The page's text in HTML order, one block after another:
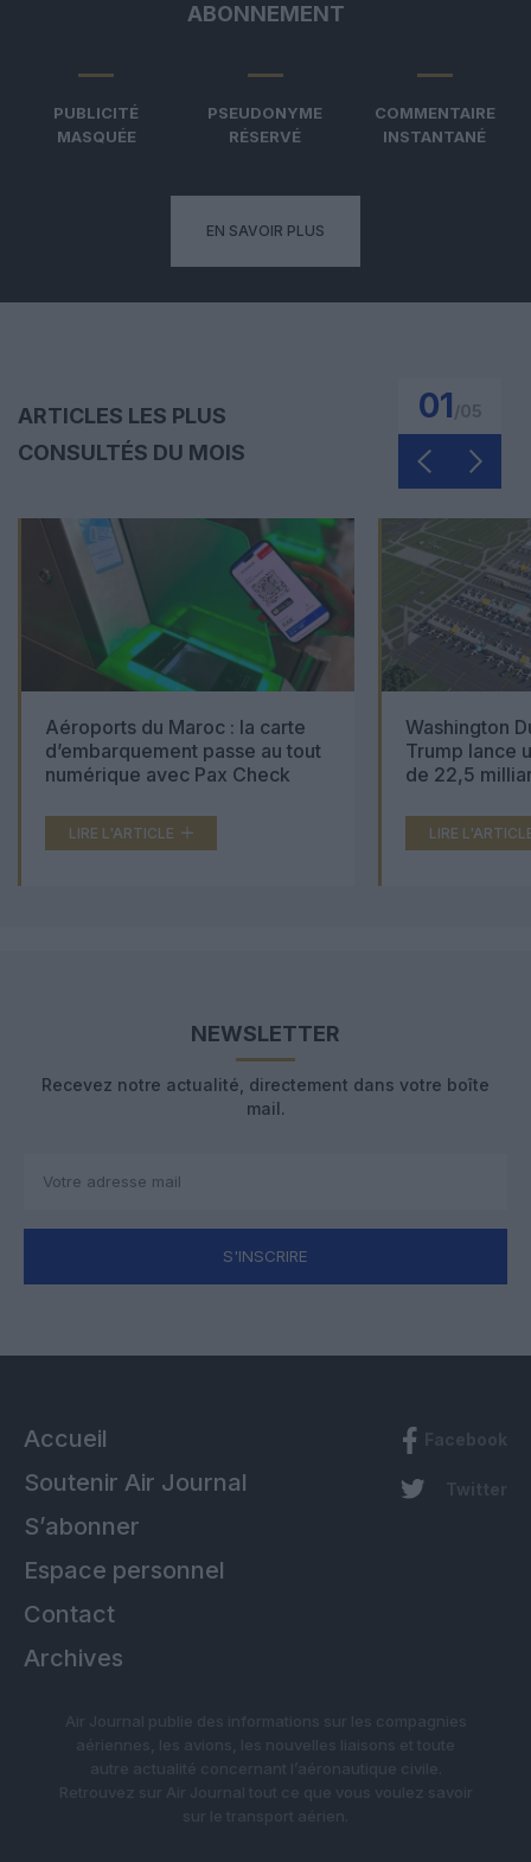
ABONNEMENT
PUBLICITÉ
MASQUÉE
PSEUDONYME
RÉSERVÉ
COMMENTAIRE
INSTANTANÉ
EN SAVOIR PLUS
ARTICLES LES PLUS
CONSULTÉS DU MOIS
01
Aéroports du Maroc : la carte
d’embarquement passe au tout
numérique avec Pax Check
LIRE L'ARTICLE
Washington
Trump lance
de 22,5
LIRE
NEWSLETTER
Recevez notre actualité, directement dans votre boîte
mail.
S'INSCRIRE
Accueil
Soutenir Air Journal
S’abonner
Espace personnel
Contact
Archives